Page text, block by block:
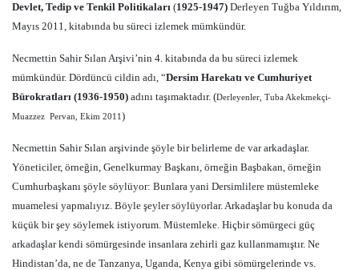
Devlet, Tedip ve Tenkil Politikaları (1925-1947) Derleyen Tuğba Yıldırım,
Mayıs 2011, kitabında bu süreci izlemek mümkündür.
Necmettin Sahir Sılan Arşivi’nin 4. kitabında da bu süreci izlemek
mümkündür. Dördüncü cildin adı, “Dersim Harekatı ve Cumhuriyet
Bürokratları (1936-1950) adını taşımaktadır. (Derleyenler, Tuba Akekmekçi-
Muazzez Pervan, Ekim 2011 )
Necmettin Sahir Sılan arşivinde şöyle bir belirleme de var arkadaşlar.
Yöneticiler, örneğin, Genelkurmay Başkanı, örneğin Başbakan, örneğin
Cumhurbaşkanı şöyle söylüyor: Bunlara yani Dersimlilere müstemleke
muamelesi yapmalıyız. Böyle şeyler söylüyorlar. Arkadaşlar bu konuda da
küçük bir şey söylemek istiyorum. Müstemleke. Hiçbir sömürgeci güç
arkadaşlar kendi sömürgesinde insanlara zehirli gaz kullanmamıştır. Ne
Hindistan’da, ne de Tanzanya, Uganda, Kenya gibi sömürgelerinde vs.